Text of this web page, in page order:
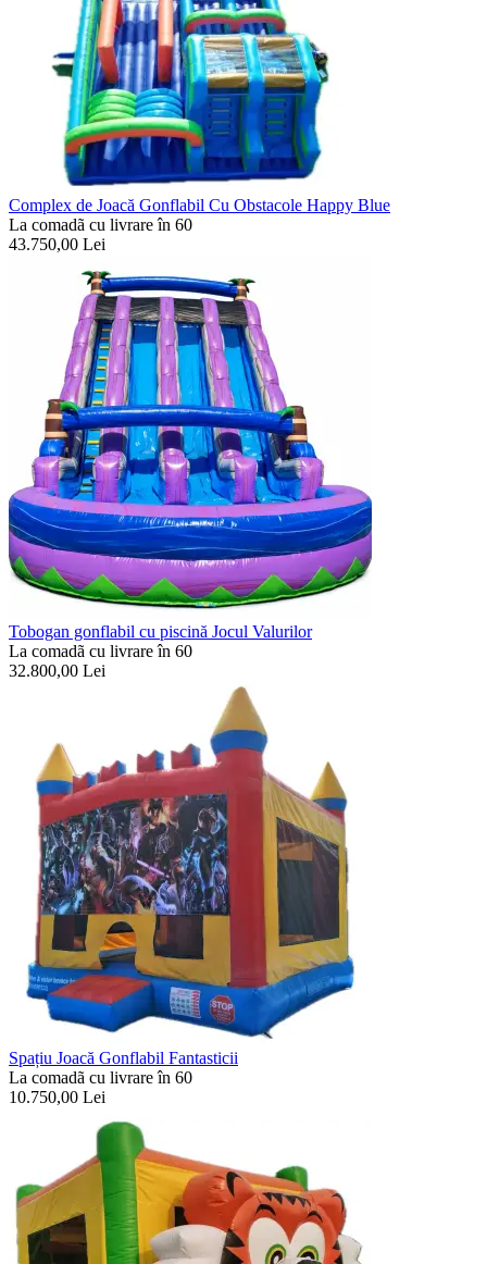
Complex de Joacă Gonflabil Cu Obstacole Happy Blue
La comadã cu livrare în 60
43.750,00 Lei
Tobogan gonflabil cu piscină Jocul Valurilor
La comadã cu livrare în 60
32.800,00 Lei
Spațiu Joacă Gonflabil Fantasticii
La comadã cu livrare în 60
10.750,00 Lei